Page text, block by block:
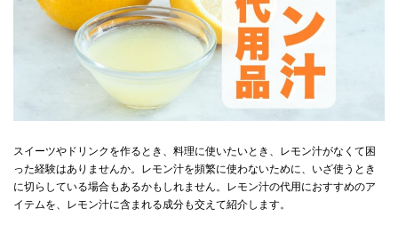
スイーツやドリンクを作るとき、料理に使いたいとき、レモン汁がなくて困
った経験はありませんか。レモン汁を頻繁に使わないために、いざ使うとき
に切らしている場合もあるかもしれません。レモン汁の代用におすすめのア
イテムを、レモン汁に含まれる成分も交えて紹介します。